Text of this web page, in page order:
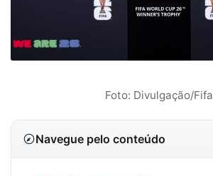
Foto: Divulgação/Fifa
Navegue pelo conteúdo